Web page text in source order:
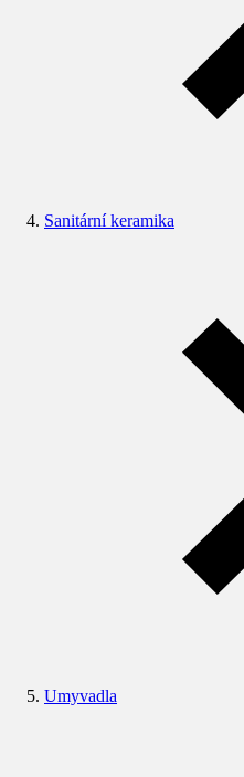
Sanitární keramika
Umyvadla